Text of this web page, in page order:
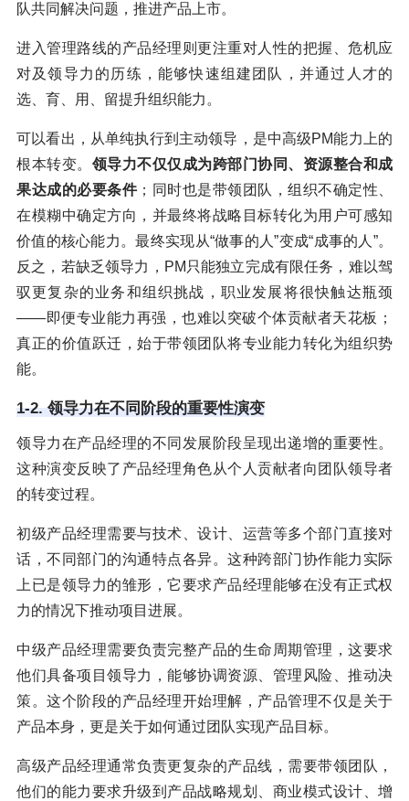
队共同解决问题，推进产品上市。
进入管理路线的产品经理则更注重对人性的把握、危机应
对及领导力的历练，能够快速组建团队，并通过人才的
选、育、用、留提升组织能力。
可以看出，从单纯执行到主动领导，是中高级PM能力上的
根本转变。 领导力不仅仅成为跨部门协同、资源整合和成
果达成的必要条件；同时也是带领团队，组织不确定性、
在模糊中确定方向，并最终将战略目标转化为用户可感知
价值的核心能力。最终实现从“做事的人”变成“成事的人”。
反之，若缺乏领导力，PM只能独立完成有限任务，难以驾
驭更复杂的业务和组织挑战，职业发展将很快触达瓶颈
——即便专业能力再强，也难以突破个体贡献者天花板；
真正的价值跃迁，始于带领团队将专业能力转化为组织势
能。
1-2. 领导力在不同阶段的重要性演变
领导力在产品经理的不同发展阶段呈现出递增的重要性。
这种演变反映了产品经理角色从个人贡献者向团队领导者
的转变过程。
初级产品经理需要与技术、设计、运营等多个部门直接对
话，不同部门的沟通特点各异。这种跨部门协作能力实际
上已是领导力的雏形，它要求产品经理能够在没有正式权
力的情况下推动项目进展。
中级产品经理需要负责完整产品的生命周期管理，这要求
他们具备项目领导力，能够协调资源、管理风险、推动决
策。这个阶段的产品经理开始理解，产品管理不仅是关于
产品本身，更是关于如何通过团队实现产品目标。
高级产品经理通常负责更复杂的产品线，需要带领团队，
他们的能力要求升级到产品战略规划、商业模式设计、增